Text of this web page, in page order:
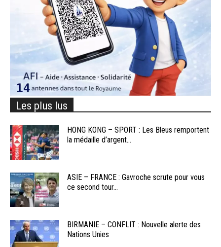
Les plus lus
HONG KONG – SPORT : Les Bleus remportent
la médaille d’argent...
ASIE – FRANCE : Gavroche scrute pour vous
ce second tour...
BIRMANIE – CONFLIT : Nouvelle alerte des
Nations Unies